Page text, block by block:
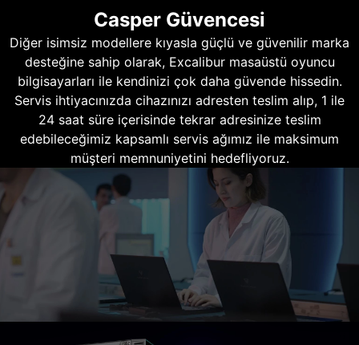
Casper Güvencesi
Diğer isimsiz modellere kıyasla güçlü ve güvenilir marka
desteğine sahip olarak, Excalibur masaüstü oyuncu
bilgisayarları ile kendinizi çok daha güvende hissedin.
Servis ihtiyacınızda cihazınızı adresten teslim alıp, 1 ile
24 saat süre içerisinde tekrar adresinize teslim
edebileceğimiz kapsamlı servis ağımız ile maksimum
müşteri memnuniyetini hedefliyoruz.